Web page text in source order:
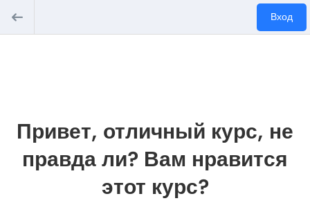
Вход
Привет, отличный курс, не
правда ли? Вам нравится
этот курс?